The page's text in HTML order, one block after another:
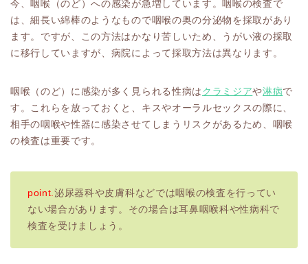
今、咽喉（のど）への感染が急増しています。咽喉の検査で
は、細長い綿棒のようなもので咽喉の奥の分泌物を採取があり
ます。ですが、この方法はかなり苦しいため、うがい液の採取
に移行していますが、病院によって採取方法は異なります。
咽喉（のど）に感染が多く見られる性病は クラミジアや淋病で
す。これらを放っておくと、キスやオーラルセックスの際に、
相手の咽喉や性器に感染させてしまうリスクがあるため、咽喉
の検査は重要です。
point.泌尿器科や皮膚科などでは咽喉の検査を行ってい
ない場合があります。その場合は耳鼻咽喉科や性病科で
検査を受けましょう。